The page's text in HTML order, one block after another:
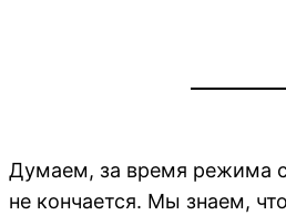
Думаем, за время режима
не кончается. Мы знаем,